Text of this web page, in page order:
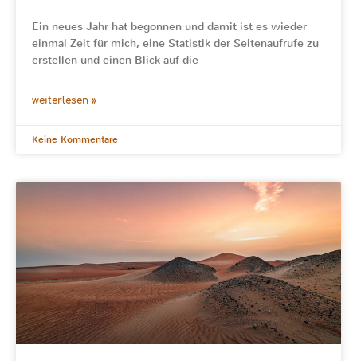
Ein neues Jahr hat begonnen und damit ist es wieder
einmal Zeit für mich, eine Statistik der Seitenaufrufe zu
erstellen und einen Blick auf die
weiterlesen »
Keine Kommentare